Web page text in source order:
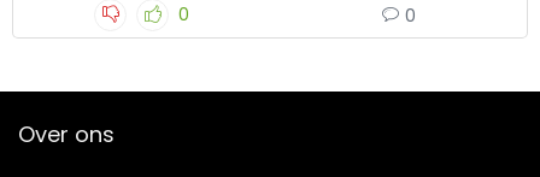
0 0
Over ons